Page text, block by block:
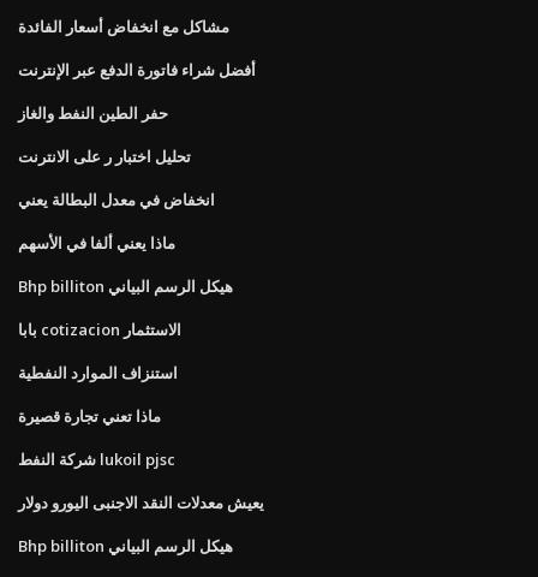
مشاكل مع انخفاض أسعار الفائدة
أفضل شراء فاتورة الدفع عبر الإنترنت
حفر الطين النفط والغاز
تحليل اختبار ر على الانترنت
انخفاض في معدل البطالة يعني
ماذا يعني ألفا في الأسهم
Bhp billiton هيكل الرسم البياني
بابا cotizacion الاستثمار
استنزاف الموارد النفطية
ماذا تعني تجارة قصيرة
شركة النفط lukoil pjsc
يعيش معدلات النقد الاجنبى اليورو دولار
Bhp billiton هيكل الرسم البياني